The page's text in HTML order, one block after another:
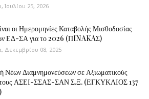
Ιουλίου 25, 2026
οι Ημερομηνίες Καταβολής Μισθοδοσίας
ΕΔ-ΣΑ για το 2026 (ΠINAKAΣ)
Δεκεμβρίου 08, 2025
Νέων Διαμνημονεύσεων σε Αξιωματικούς
ΑΣΕΙ-ΣΣΑΣ-ΣΑΝ Σ.Ξ. (ΕΓΚΥΚΛΙΟΣ 137